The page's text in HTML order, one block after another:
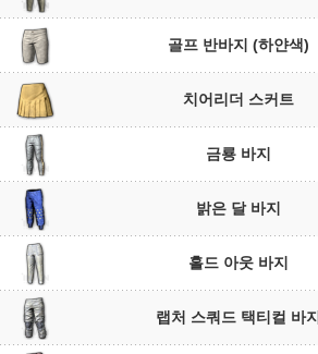
골프 반바지 (하얀색)
치어리더 스커트
금룡 바지
밝은 달 바지
홀드 아웃 바지
랩처 스쿼드 택티컬 바지